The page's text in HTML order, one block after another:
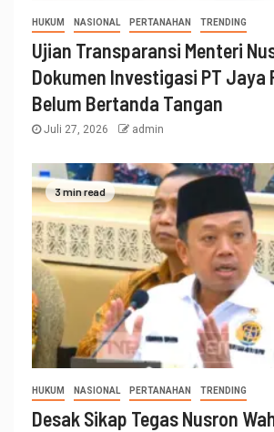
HUKUM NASIONAL PERTANAHAN TRENDING
Ujian Transparansi Menteri
Dokumen Investigasi PT Jaya
Belum Bertanda Tangan
Juli 27, 2026 admin
3 min read
HUKUM NASIONAL PERTANAHAN TRENDING
Desak Sikap Tegas Nusron